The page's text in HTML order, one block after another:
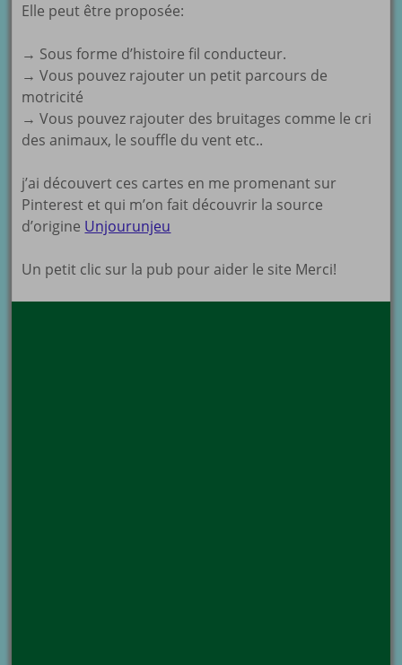
Elle peut être proposée:
→ Sous forme d’histoire fil conducteur.
→ Vous pouvez rajouter un petit parcours de
motricité
→ Vous pouvez rajouter des bruitages comme le cri
des animaux, le souffle du vent etc..
j’ai découvert ces cartes en me promenant sur
Pinterest et qui m’on fait découvrir la source
d’origine Unjourunjeu
Un petit clic sur la pub pour aider le site Merci!